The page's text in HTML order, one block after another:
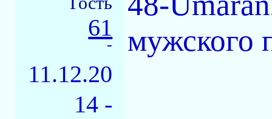
61
-
11.12.20
14 -
мужского